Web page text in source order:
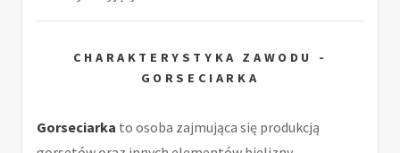
CHARAKTERYSTYKA ZAWODU -
GORSECIARKA
Gorseciarka to osoba zajmująca się produkcją